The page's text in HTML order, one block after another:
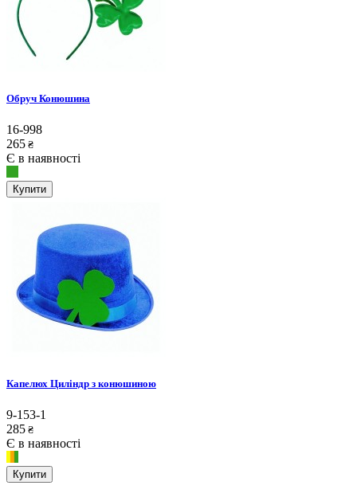
Обруч Конюшина
16-998
265 ₴
Є в наявності
Купити
Капелюх Циліндр з конюшиною
9-153-1
285 ₴
Є в наявності
Купити